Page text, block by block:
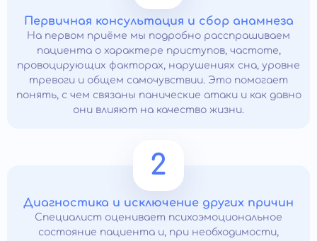
Первичная консультация и сбор анамнеза
На первом приёме мы подробно расспрашиваем
пациента о характере приступов, частоте,
провоцирующих факторах, нарушениях сна, уровне
тревоги и общем самочувствии. Это помогает
понять, с чем связаны панические атаки и как давно
они влияют на качество жизни.
2
Диагностика и исключение других причин
Специалист оценивает психоэмоциональное
состояние пациента и, при необходимости,